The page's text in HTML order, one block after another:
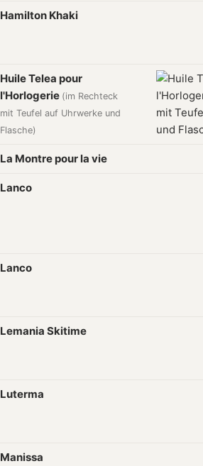
Hamilton Khaki
Huile Telea pour
l'Horlogerie (im Rechteck
mit Teufel auf Uhrwerke und
Flasche)
La Montre pour la vie
Lanco
Lanco
Lemania Skitime
Luterma
Manissa